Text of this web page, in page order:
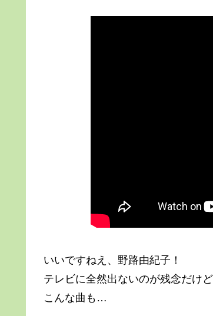
いいですねえ、野路由紀子！
テレビに全然出ないのが残念だけ
こんな曲も…